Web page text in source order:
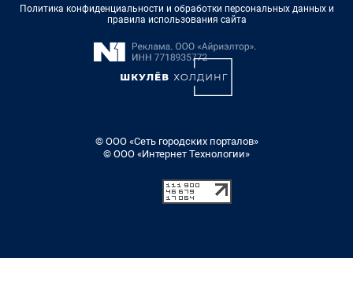
Политика конфиденциальности и обработки персональных данных и
правила использования сайта
© ООО «Сеть городских порталов»
© ООО «Интернет Технологии»